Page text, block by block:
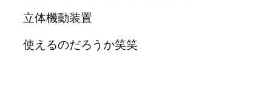
立体機動装置
使えるのだろうか笑笑